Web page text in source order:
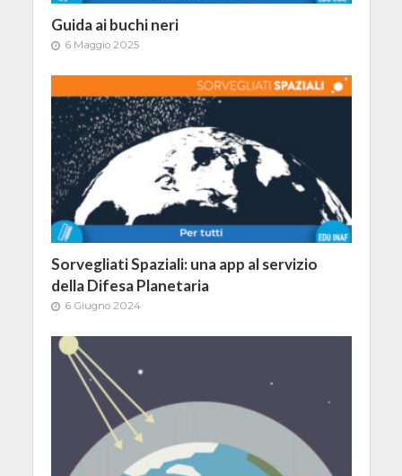
Guida ai buchi neri
6 Maggio 2025
Sorvegliati Spaziali: una app al servizio
della Difesa Planetaria
6 Giugno 2024